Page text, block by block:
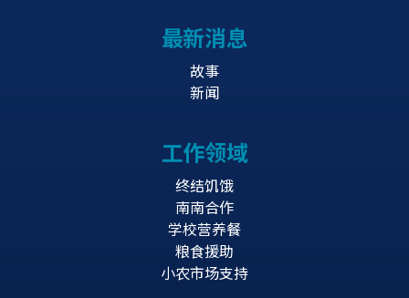
最新消息
故事
新闻
工作领域
终结饥饿
南南合作
学校营养餐
粮食援助
小农市场支持